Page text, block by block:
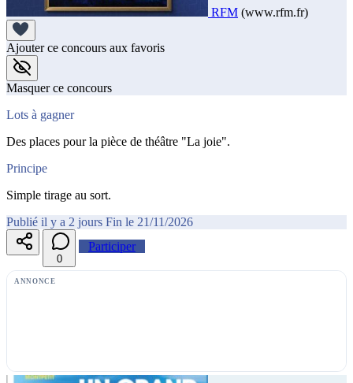
RFM (www.rfm.fr)
Ajouter ce concours aux favoris
Masquer ce concours
Lots à gagner
Des places pour la pièce de théâtre "La joie".
Principe
Simple tirage au sort.
Publié il y a 2 jours Fin le 21/11/2026
0
Participer
ANNONCE